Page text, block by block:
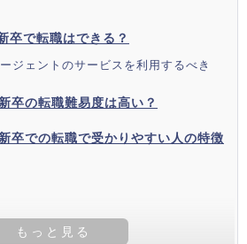
卒で転職はできる？
ジェントのサービスを利用するべき
卒の転職難易度は高い？
卒での転職で受かりやすい人の特徴
能力